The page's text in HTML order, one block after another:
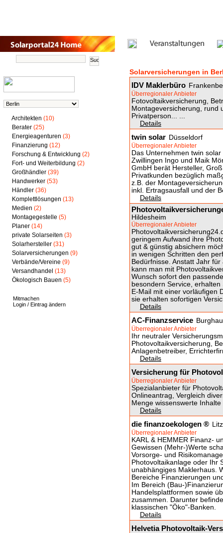
Architekten (10)
Berater (25)
Energieagenturen (3)
Finanzierung (12)
Forschung & Entwicklung (2)
Fort- und Weiterbildung (2)
Großhändler (39)
Handwerker (53)
Händler (36)
Komplettlösungen (13)
Medien (2)
Montagegestelle (5)
Planer (14)
private Solarseiten (3)
Solarhersteller (31)
Solarversicherungen (9)
Verbände/Vereine (9)
Versandhandel (13)
Ökologisch Bauen (5)
Mitmachen
Login / Eintrag ändern
Solarversicherungen in
IDV Maklerbüro
Überregionaler Anbieter
Fotovoltaikversicherung,
Montageversicherung, rund
Privatperson... ...
Details
twin solar Düsseldorf
Überregionaler Anbieter
Das Unternehmen twin
Zwillingen Ingo und Maik
GmbH berät Hersteller,
Privatkunden bezüglich
z.B. der
inkl. Ertragsausfall und der
Details
Hildesheim
Überregionaler Anbieter
geringem Aufwand ihre
gut & günstig absichern
in wenigen Schritten den
Bedürfnisse. Anstatt Jahr
kann man mit
Wunsch sofort den
besondern Service,
E-Mail mit einer vorläufigen
sie erhalten sofortigen
Details
AC-Finanzservice
Überregionaler Anbieter
Ihr neutraler
Photovoltaikversicherung,
Anlagenbetreiber,
Details
Versicherung für
Überregionaler Anbieter
Spezialanbieter für
Onlineantrag, Vergleich
Menge wissenswerte
Details
die finanzoekologen ®
Überregionaler Anbieter
KARL & HEMMER Finanz-
Gewissen (Mehr-)Werte
Vorsorge- und
Photovoltaikanlage oder Ihr
unabhängiges Maklerhaus.
Bereiche Finanzierungen
Im Bereich (Bau-
Handelsplattformen sowie
zusammen. Darunter
klassischen "Öko"-Banken.
Details
Helvetia Photovoltaik-